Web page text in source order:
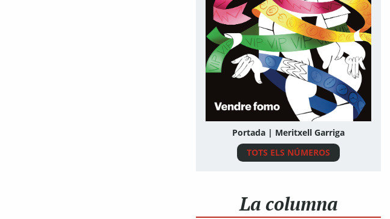
Portada | Meritxell Garriga
TOTS ELS NÚMEROS
La columna